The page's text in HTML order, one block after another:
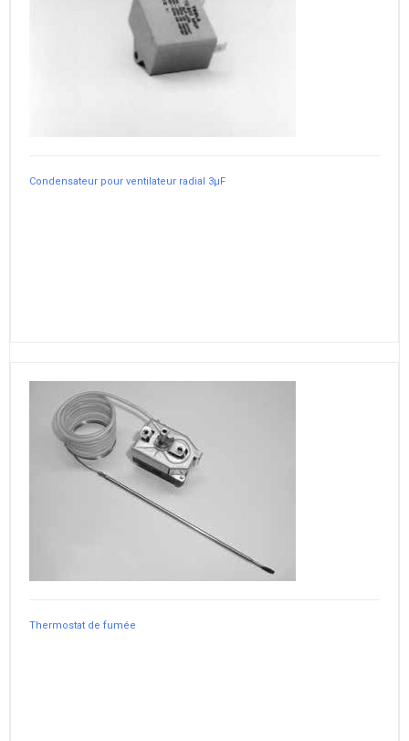
Condensateur pour ventilateur radial 3µF
Thermostat de fumée